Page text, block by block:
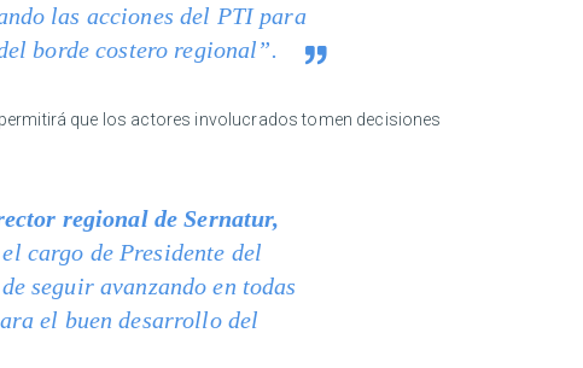
las acciones del PTI para
borde costero regional”.
que los actores involucrados tomen decisiones
regional de Sernatur,
cargo de Presidente del
seguir avanzando en todas
el buen desarrollo del